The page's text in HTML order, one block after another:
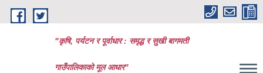
Skip to main content
"कृषि, पर्यटन र पूर्वाधार : समृद्ध र सुखी बागमती
गाउँपालिकाको मूल आधार"